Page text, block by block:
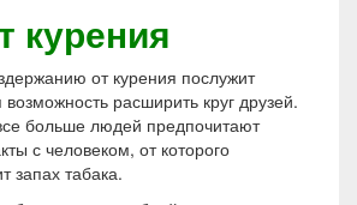
курения
от курения послужит
расширить круг друзей.
больше людей предпочитают
с человеком, от которого
запах табака.